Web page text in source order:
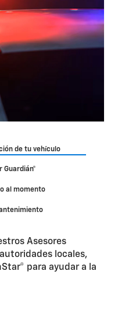
de tu vehículo
Guardián®
al momento
Asesores
locales,
para ayudar a la